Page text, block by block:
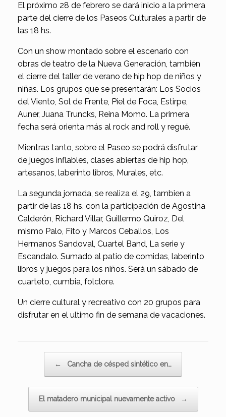
El próximo 28 de febrero se dará inicio a la primera
parte del cierre de los Paseos Culturales a partir de
las 18 hs.
Con un show montado sobre el escenario con
obras de teatro de la Nueva Generación, también
el cierre del taller de verano de hip hop de niños y
niñas. Los grupos que se presentarán: Los Socios
del Viento, Sol de Frente, Piel de Foca, Estirpe,
Auner, Juana Truncks, Reina Momo. La primera
fecha será orienta más al rock and roll y regué.
Mientras tanto, sobre el Paseo se podrá disfrutar
de juegos inflables, clases abiertas de hip hop,
artesanos, laberinto libros, Murales, etc.
La segunda jornada, se realiza el 29, tambien a
partir de las 18 hs. con la participación de Agostina
Calderón, Richard Villar, Guillermo Quiroz, Del
mismo Palo, Fito y Marcos Ceballos, Los
Hermanos Sandoval, Cuartel Band, La serie y
Escandalo. Sumado al patio de comidas, laberinto
libros y juegos para los niños. Será un sábado de
cuarteto, cumbia, folclore.
Un cierre cultural y recreativo con 20 grupos para
disfrutar en el ultimo fin de semana de vacaciones.
← Cancha de césped sintético en…
El matadero municipal nuevamente activo →